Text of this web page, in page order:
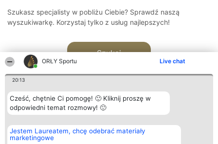
ORŁY Sportu Live chat
20:13
Cześć, chętnie Ci pomogę! 🙂 Kliknij proszę w
odpowiedni temat rozmowy! 🙂
Jestem Laureatem, chcę odebrać materiały
marketingowe
Szukasz specjalisty w pobliżu Ciebie? Sprawdź naszą
wyszukiwarkę. Korzystaj tylko z usług najlepszych!
Szukaj
Organizator plebiscytu
Bright Side Solutions sp. z o.
o. sp. k.
Plebiscyt
Laureaci
Kontakt
Kontakt